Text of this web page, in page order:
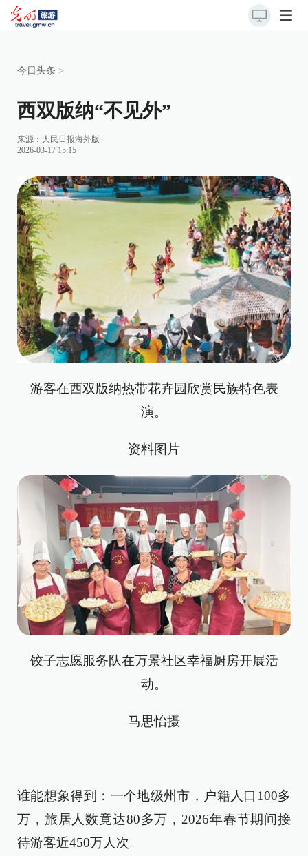
今日头条 >
西双版纳“不见外”
来源： 人民日报海外版
2026-03-17 15:15
游客在西双版纳热带花卉园欣赏民族特色表
演。
资料图片
饺子志愿服务队在万景社区幸福厨房开展活
动。
马思怡摄
谁能想象得到：一个地级州市，户籍人口100多
万，旅居人数竟达80多万，2026年春节期间接
待游客近450万人次。